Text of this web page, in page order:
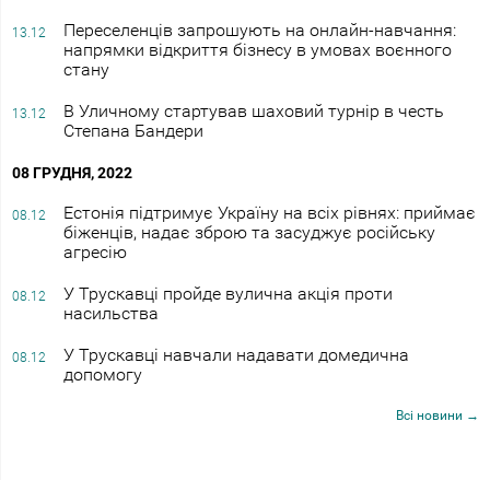
13.12
Переселенців запрошують на онлайн-навчання:
напрямки відкриття бізнесу в умовах воєнного
стану
13.12
В Уличному стартував шаховий турнір в честь
Степана Бандери
08 ГРУДНЯ, 2022
08.12
Естонія підтримує Україну на всіх рівнях: приймає
біженців, надає зброю та засуджує російську
агресію
08.12
У Трускавці пройде вулична акція проти
насильства
08.12
У Трускавці навчали надавати домедична
допомогу
Всі новини →